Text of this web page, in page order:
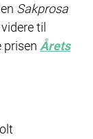
Sakprosa
til
prisen Årets